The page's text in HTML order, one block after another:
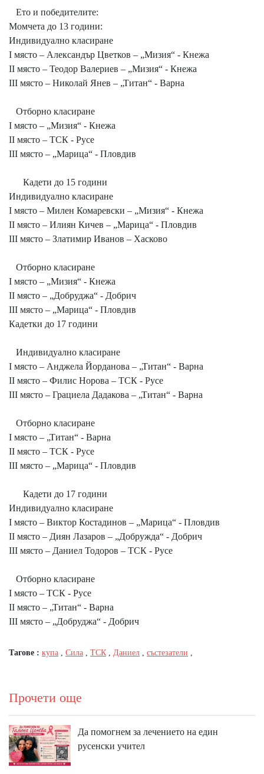
Ето и победителите:
Момчета до 13 години:
Индивидуално класиране
I място – Александър Цветков – „Мизия“ - Кнежа
II място – Теодор Валериев – „Мизия“ - Кнежа
III място – Николай Янев – „Титан“ - Варна
Отборно класиране
I място – „Мизия“ - Кнежа
II място – ТСК - Русе
III място – „Марица“ - Пловдив
Кадети до 15 години
Индивидуално класиране
I място – Милен Комаревски – „Мизия“ - Кнежа
II място – Илиян Кичев – „Марица“ - Пловдив
III място – Златимир Иванов – Хасково
Отборно класиране
I място – „Мизия“ - Кнежа
II място – „Добруджа“ - Добрич
III място – „Марица“ - Пловдив
Кадетки до 17 години
Индивидуално класиране
I място – Анджела Йорданова – „Титан“ - Варна
II място – Филис Норова – ТСК - Русе
III място – Грациела Дадакова – „Титан“ - Варна
Отборно класиране
I място – „Титан“ - Варна
II място – ТСК - Русе
III място – „Марица“ - Пловдив
Кадети до 17 години
Индивидуално класиране
I място – Виктор Костадинов – „Марица“ - Пловдив
II място – Диян Лазаров – „Добружда“ - Добрич
III място – Даниел Тодоров – ТСК - Русе
Отборно класиране
I място – ТСК - Русе
II място – „Титан“ - Варна
III място – „Добруджа“ - Добрич
Тагове : купа Сила ТСК Даниел състезатели
Прочети още
Да помогнем за лечението на един
русенски учител